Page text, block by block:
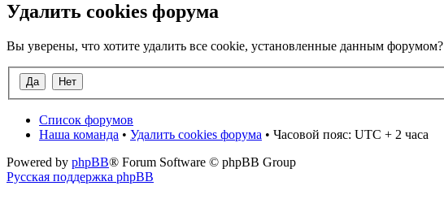
Удалить cookies форума
Вы уверены, что хотите удалить все cookie, установленные данным форумом?
Список форумов
Наша команда • Удалить cookies форума • Часовой пояс: UTC + 2 часа
Powered by phpBB® Forum Software © phpBB Group
Русская поддержка phpBB